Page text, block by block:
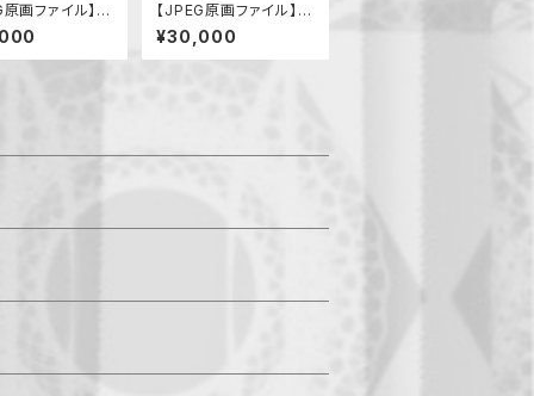
画ファイル】堕
悩（葛藤）
【JPEG原画ファイル】魔
除け（六芒星と目）
¥30,000